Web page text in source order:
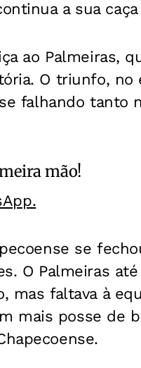
a sua
ao Palmeiras,
O triunfo,
falhando tanto
mão!
se
O Palmeiras
mas faltava à
mais posse de